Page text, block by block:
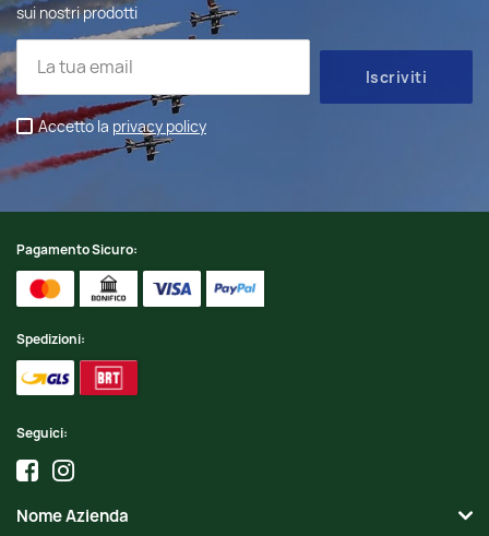
sui nostri prodotti
Accetto la privacy policy
Pagamento Sicuro:
Spedizioni:
Seguici:
Nome Azienda